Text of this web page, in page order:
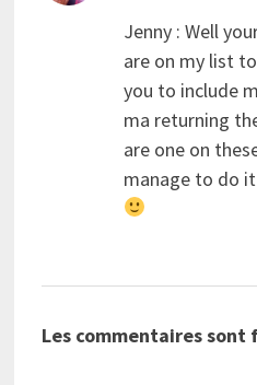
Jenny : Well
are on my list
you to include
ma returning
are one on
manage to do
Les commentaires sont